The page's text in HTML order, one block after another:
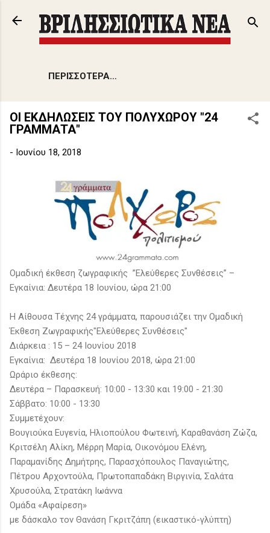
Μετάβαση στο κύριο περιεχόμενο
ΠΕΡΙΣΣΌΤΕΡΑ…
ΟΙ ΕΚΔΗΛΩΣΕΙΣ ΤΟΥ ΠΟΛΥΧΩΡΟΥ "24
ΓΡΑΜΜΑΤΑ"
- Ιουνίου 18, 2018
Ομαδική έκθεση ζωγραφικής ”Ελεύθερες Συνθέσεις” –
Εγκαίνια: Δευτέρα 18 Ιουνίου, ώρα 21:00
Η Αίθουσα Τέχνης 24 γράμματα, παρουσιάζει την Ομαδική
Έκθεση Ζωγραφικής"Ελεύθερες Συνθέσεις"
Διάρκεια : 15 – 24 Ιουνίου 2018
Εγκαίνια: Δευτέρα 18 Ιουνίου 2018, ώρα 21:00
Ωράριο έκθεσης:
Δευτέρα – Παρασκευή: 10:00 - 13:30 και 19:00 - 21:30
Σάββατο: 10:00 - 13:30
Συμμετέχουν:
Βουγιούκα Ευγενία, Ηλιοπούλου Φωτεινή, Καραθανάση Ζώζα,
Κριτσέλη Αλίκη, Μέρρη Μαρία, Οικονόμου Ελένη,
Παραμανίδης Δημήτρης, Παρασχόπουλος Παναγιώτης,
Πέτρου Αρχοντούλα, Πρωτοπαπαδάκη Βιργινία, Σαλάτα
Χρυσούλα, Στρατάκη Ιωάννα
Ομάδα «Αφαίρεση»
με δάσκαλο τον Θανάση Γκριτζάπη (εικαστικό-γλύπτη)